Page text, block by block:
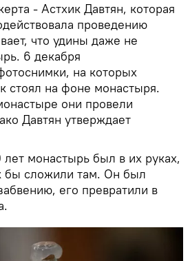
- Астхик Давтян, которая
проведению
что удины даже не
6 декабря
на которых
стоял на фоне монастыря.
они провели
Давтян утверждает
монастырь был в их руках,
бы сложили там. Он был
его превратили в